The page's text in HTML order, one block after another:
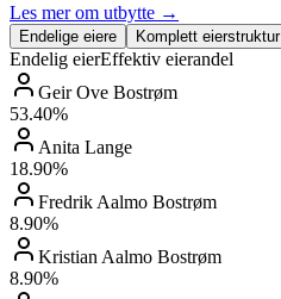
Les mer om utbytte →
Endelige eiere Komplett eierstruktur
Endelig eierEffektiv eierandel
Geir Ove Bostrøm
53.40%
Anita Lange
18.90%
Fredrik Aalmo Bostrøm
8.90%
Kristian Aalmo Bostrøm
8.90%